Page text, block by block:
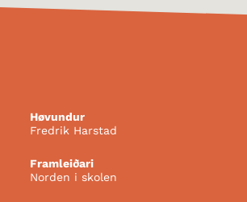
Høvundur
Fredrik Harstad
Framleiðari
Norden i skolen